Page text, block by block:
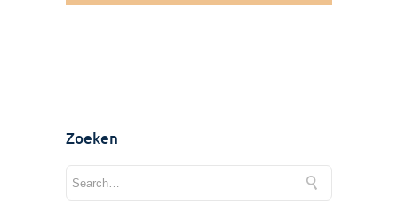
Wijziging in de erf- en
Zoeken